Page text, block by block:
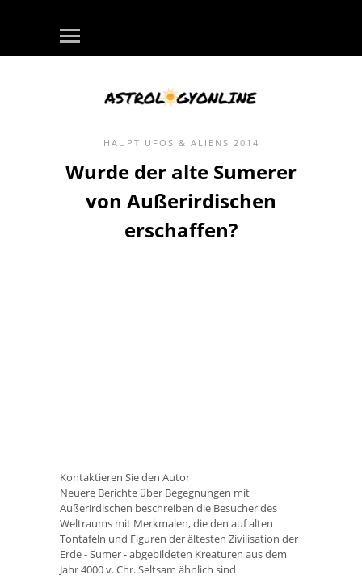
HAUPT UFOS & ALIENS 2014
Wurde der alte Sumerer
von Außerirdischen
erschaffen?
Kontaktieren Sie den Autor
Neuere Berichte über Begegnungen mit
Außerirdischen beschreiben die Besucher des
Weltraums mit Merkmalen, die den auf alten
Tontafeln und Figuren der ältesten Zivilisation der
Erde - Sumer - abgebildeten Kreaturen aus dem
Jahr 4000 v. Chr. Seltsam ähnlich sind